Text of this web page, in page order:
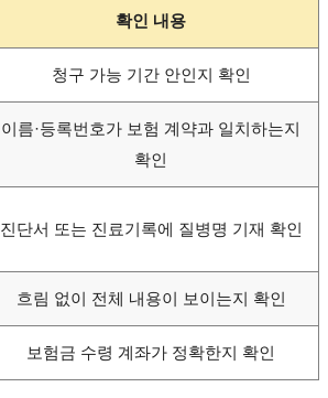
확인 내용
청구 가능 기간 안인지 확인
이름·등록번호가 보험 계약과 일치하는지
확인
진단서 또는 진료기록에 질병명 기재 확인
흐림 없이 전체 내용이 보이는지 확인
보험금 수령 계좌가 정확한지 확인